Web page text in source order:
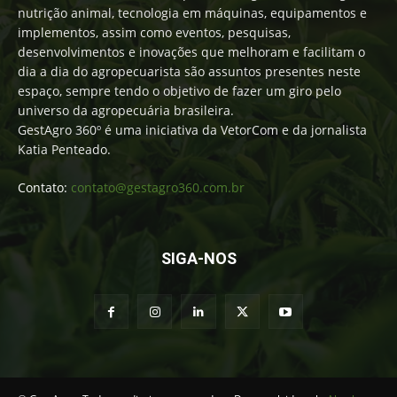
nutrição animal, tecnologia em máquinas, equipamentos e
implementos, assim como eventos, pesquisas,
desenvolvimentos e inovações que melhoram e facilitam o
dia a dia do agropecuarista são assuntos presentes neste
espaço, sempre tendo o objetivo de fazer um giro pelo
universo da agropecuária brasileira.
GestAgro 360º é uma iniciativa da VetorCom e da jornalista
Katia Penteado.
Contato: contato@gestagro360.com.br
SIGA-NOS